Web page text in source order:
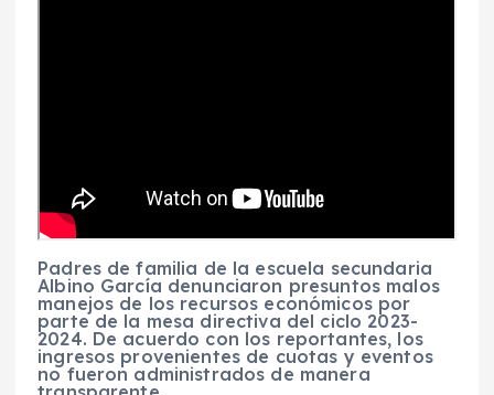
Padres de familia de la escuela secundaria
Albino García denunciaron presuntos malos
manejos de los recursos económicos por
parte de la mesa directiva del ciclo 2023-
2024. De acuerdo con los reportantes, los
ingresos provenientes de cuotas y eventos
no fueron administrados de manera